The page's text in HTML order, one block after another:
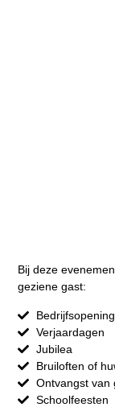
Bij deze
geziene gast:
Verjaardagen
Jubilea
Bruiloften of
Ontvangst van
Schoolfeesten